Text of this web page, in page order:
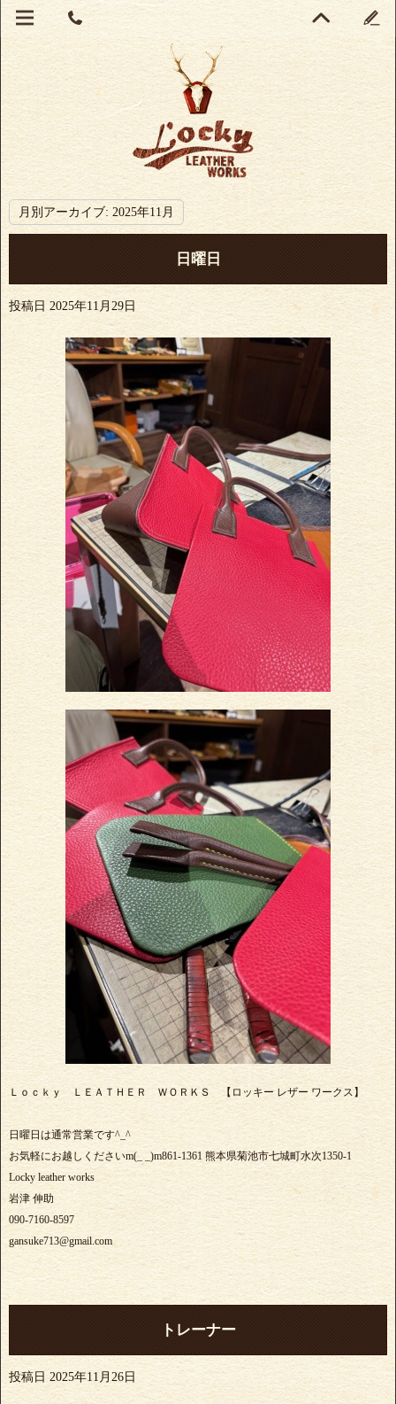
月別アーカイブ: 2025年11月
日曜日
投稿日 2025年11月29日
Ｌｏｃｋｙ ＬＥＡＴＨＥＲ ＷＯＲＫＳ 【ロッキー レザー ワークス】
日曜日は通常営業です^_^
お気軽にお越しくださいm(_ _)m861-1361 熊本県菊池市七城町水次1350-1
Locky leather works
岩津 伸助
090-7160-8597
gansuke713@gmail.com
トレーナー
投稿日 2025年11月26日